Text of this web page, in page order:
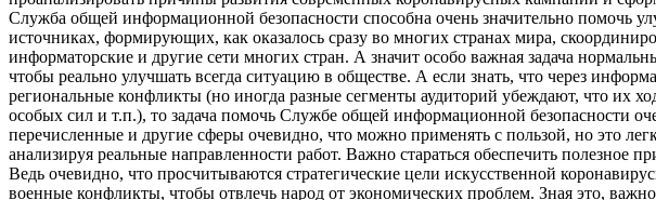
Служба общей информационной безопасности способна очень значительно помочь
источниках, формирующих, как оказалось сразу во многих странах мира,
информаторские и другие сети многих стран. А значит особо важная задача
чтобы реально улучшать всегда ситуацию в обществе. А если знать, что через
региональные конфликты (но иногда разные сегменты аудиторий убеждают, что их
особых сил и т.п.), то задача помочь Службе общей информационной безопасности
перечисленные и другие сферы очевидно, что можно применять с пользой, но это
анализируя реальные направленности работ. Важно стараться обеспечить полезное
Ведь очевидно, что просчитываются стратегические цели искусственной
военные конфликты, чтобы отвлечь народ от экономических проблем. Зная это,